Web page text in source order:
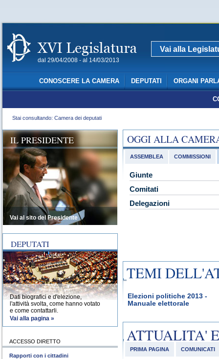
dal 29/04/2008 - al 14/03/2013
Vai alla
CONOSCERE LA CAMERA DEPUTATI ORGANI
Stai consultando: Camera dei deputati
OGGI ALLA
ASSEMBLEA COMMISSIONI
Giunte
Comitati
Delegazioni
TEMI
Elezioni politiche 2013 -
Manuale elettorale
ATTUALITA'
PRIMA PAGINA COMUNICATI
IL PRESIDENTE
Vai al sito del Presidente
DEPUTATI
Dati biografici e d'elezione,
l'attività svolta, come hanno votato
e come contattarli.
Vai alla pagina »
ACCESSO DIRETTO
Rapporti con i cittadini